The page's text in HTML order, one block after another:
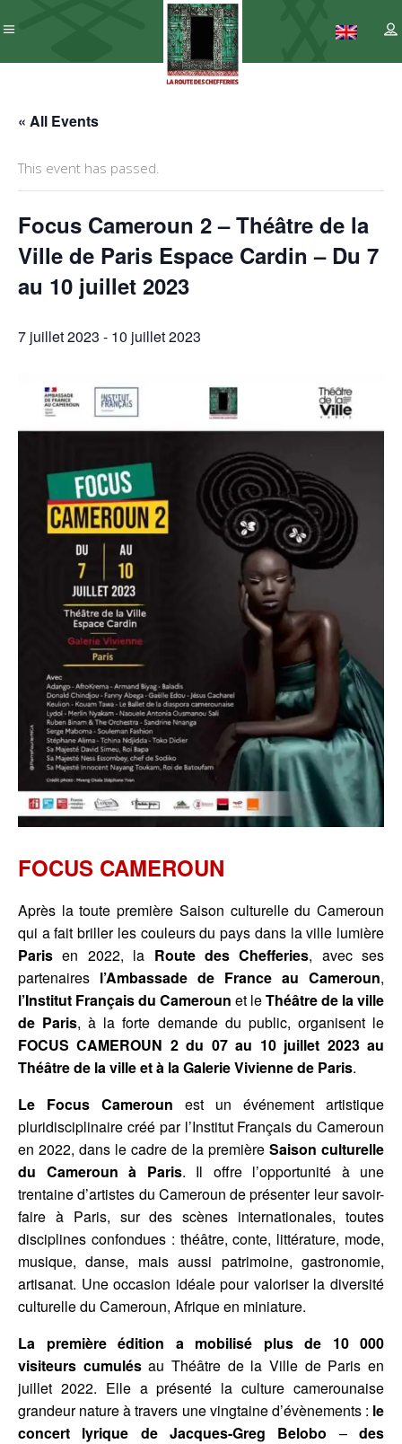
« All Events
This event has passed.
Focus Cameroun 2 – Théâtre de la
Ville de Paris Espace Cardin – Du 7
au 10 juillet 2023
7 juillet 2023 - 10 juillet 2023
FOCUS CAMEROUN
Après la toute première Saison culturelle du Cameroun
qui a fait briller les couleurs du pays dans la ville lumière
Paris en 2022, la Route des Chefferies, avec ses
partenaires l’Ambassade de France au Cameroun,
l’Institut Françaisdu Cameroun et leThéâtre de la ville
de Paris, à la forte demande du public, organisent le
FOCUS CAMEROUN 2 du 07 au 10 juillet 2023 au
Théâtre de la ville et à la Galerie Vivienne de Paris.
Le Focus Cameroun est un événement artistique
pluridisciplinaire créé par l’Institut Français du Cameroun
en 2022, dans le cadre de la première Saison culturelle
du Cameroun à Paris. Il offre l’opportunité à une
trentaine d’artistes du Cameroun de présenter leur savoir-
faire à Paris, sur des scènes internationales, toutes
disciplines confondues : théâtre, conte, littérature, mode,
musique, danse, mais aussi patrimoine, gastronomie,
artisanat. Une occasion idéale pour valoriser la diversité
culturelle du Cameroun, Afrique en miniature.
La première édition a mobilisé plus de 10 000
visiteurs cumulésau Théâtre de la Ville de Paris en
juillet 2022. Elle aprésenté la culture camerounaise
grandeur nature à travers une vingtaine d’évènements : le
concert lyrique de Jacques-Greg Belobo –des